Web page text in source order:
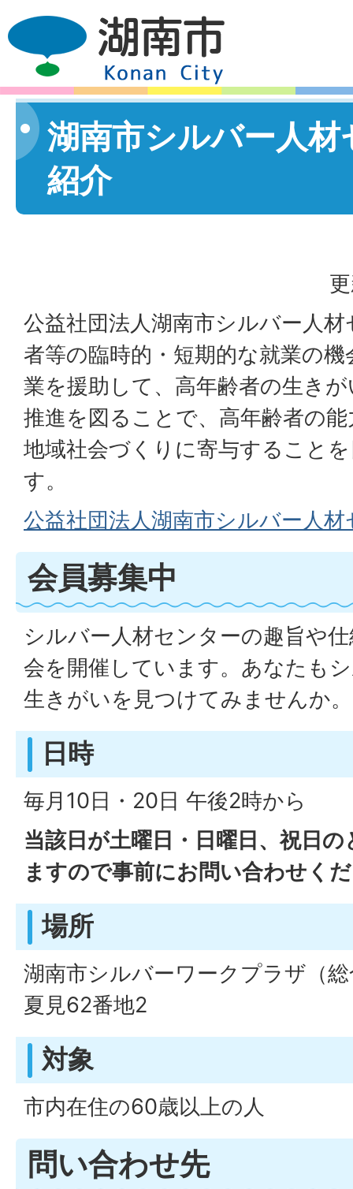
湖南市シルバー人
紹介
公益社団法人湖南市シルバー人
者等の臨時的・短期的な就業の
業を援助して、高年齢者の生き
推進を図ることで、高年齢者の
地域社会づくりに寄与すること
す。
公益社団法人湖南市シルバー人
会員募集中
シルバー人材センターの趣旨や
会を開催しています。あなたも
生きがいを見つけてみませんか。
日時
毎月10日・20日 午後2時から
当該日が土曜日・日曜日、祝日
ますので事前にお問い合わせく
場所
湖南市シルバーワークプラザ（
夏見62番地2
対象
市内在住の60歳以上の人
問い合わせ先